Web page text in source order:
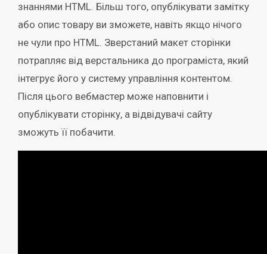
знаннями HTML. Більш того, опублікувати замітку
або опис товару ви зможете, навіть якщо нічого
не чули про HTML. Зверстаний макет сторінки
потрапляє від верстальника до програміста, який
інтегрує його у систему управління контентом.
Після цього вебмастер може наповнити і
опублікувати сторінку, а відвідувачі сайту
зможуть її побачити.